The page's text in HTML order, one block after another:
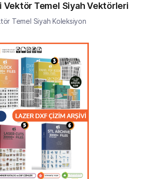
Vektör Temel Siyah Vektörleri
Temel Siyah Koleksiyon